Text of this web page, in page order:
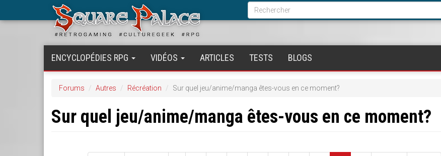
Formulaire
de
recherche
Rechercher
ENCYCLOPÉDIES RPG VIDÉOS ARTICLES TESTS BLOGS
Forums Autres Récréation Sur quel jeu/anime/manga êtes-vous en ce moment?
Sur quel jeu/anime/manga êtes-vous en ce moment?